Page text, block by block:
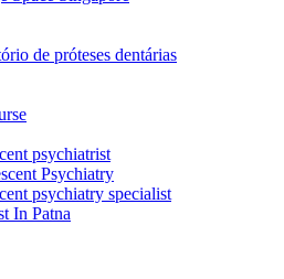
de próteses dentárias
psychiatrist
Psychiatry
psychiatry specialist
In Patna